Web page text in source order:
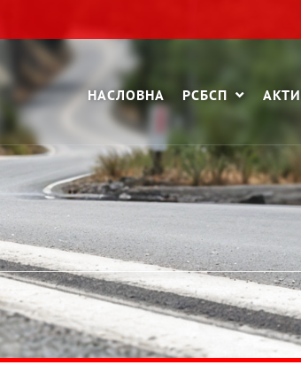
НАСЛОВНА РСБСП